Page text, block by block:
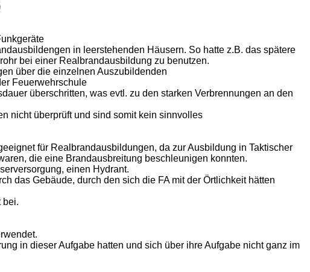
in leerstehenden Häusern. So hatte z.B. das spätere
bei einer Realbrandausbildung zu benutzen.
über die einzelnen Auszubildenden
Feuerwehrschule
überschritten, was evtl. zu den starken Verbrennungen an den
nicht überprüft und sind somit kein sinnvolles
für Realbrandausbildungen, da zur Ausbildung in Taktischer
die eine Brandausbreitung beschleunigen konnten.
einen Hydrant.
das Gebäude, durch den sich die FA mit der Örtlichkeit hätten
bei.
in dieser Aufgabe hatten und sich über ihre Aufgabe nicht ganz im